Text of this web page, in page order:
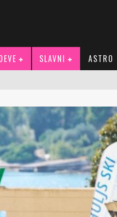
SLAVNI ASTRO